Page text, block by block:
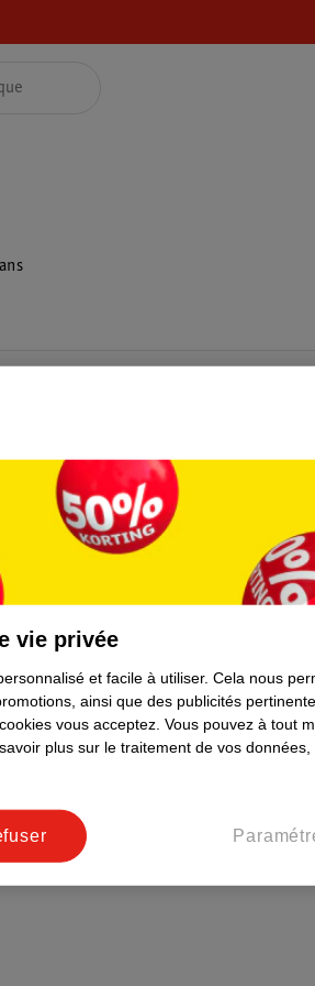
Presse
Formule commerciale
Coordonnées de l’entreprise
vie privée
et facile à utiliser. Cela nous
ainsi que des publicités
vous acceptez. Vous pouvez à tout
plus sur le traitement de vos